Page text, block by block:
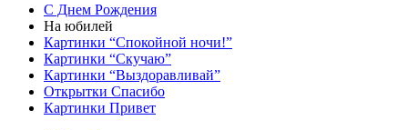
С Днем Рождения
На юбилей
Картинки “Спокойной ночи!”
Картинки “Скучаю”
Картинки “Выздоравливай”
Открытки Спасибо
Картинки Привет